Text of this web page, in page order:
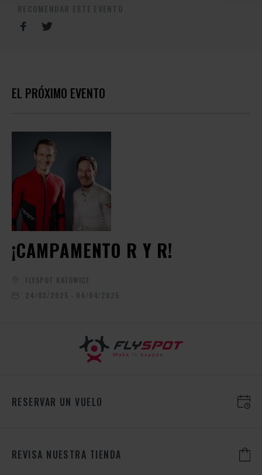
RECOMENDAR ESTE EVENTO
EL PRÓXIMO EVENTO
¡CAMPAMENTO R Y R!
FLYSPOT KATOWICE
24/03/2025 - 04/04/2025
RESERVAR UN VUELO
REVISA NUESTRA TIENDA